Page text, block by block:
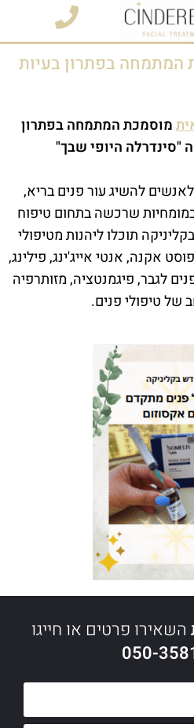
המתמחה בפתרון בעיות
מוסמכת המתמחה בפתרון
"סינדרלה היופי שבך"
לאנשים להשיג עור פנים בריא,
שרכשה בתחום טיפוח
תוכלו ליהנות מטיפולי
אקנה, אנטי אייג'ינג, פילינג,
לגבר, פיגמנטציה, מזותרפיה
של טיפולי פנים.
השאירו פרטים או חייגו
050-